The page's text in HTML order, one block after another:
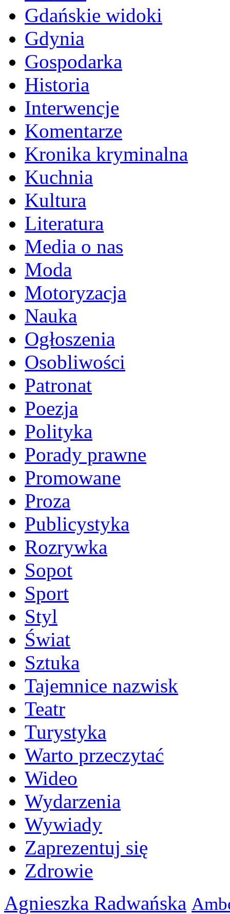
Gdańskie widoki
Gdynia
Gospodarka
Historia
Interwencje
Komentarze
Kronika kryminalna
Kuchnia
Kultura
Literatura
Media o nas
Moda
Motoryzacja
Nauka
Ogłoszenia
Osobliwości
Patronat
Poezja
Polityka
Porady prawne
Promowane
Proza
Publicystyka
Rozrywka
Sopot
Sport
Styl
Świat
Sztuka
Tajemnice nazwisk
Teatr
Turystyka
Warto przeczytać
Wideo
Wydarzenia
Wywiady
Zaprezentuj się
Zdrowie
Agnieszka Radwańska